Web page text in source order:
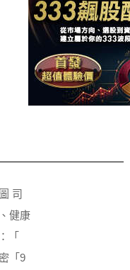
司
健康
「
「9